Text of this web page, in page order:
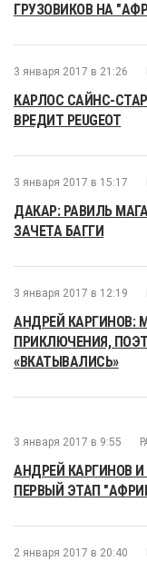
ГРУЗОВИКОВ НА
3 января 2017 в 21:26
КАРЛОС САЙНС-
ВРЕДИТ PEUGEOT
3 января 2017 в 15:17
ДАКАР: РАВИЛЬ
ЗАЧЕТА БАГГИ
3 января 2017 в 12:19
АНДРЕЙ КАРГИНОВ:
ПРИКЛЮЧЕНИЯ,
«ВКАТЫВАЛИСЬ»
3 января 2017 в 9:55
АНДРЕЙ КАРГИНОВ
ПЕРВЫЙ ЭТАП
2 января 2017 в 20:40